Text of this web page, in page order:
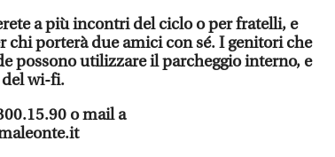
a più incontri del ciclo o per fratelli, e
chi porterà due amici con sé. I genitori che
possono utilizzare il parcheggio interno, e
wi-fi.
o mail a